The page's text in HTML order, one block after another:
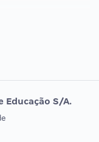
ORDEM
Educação S/A.